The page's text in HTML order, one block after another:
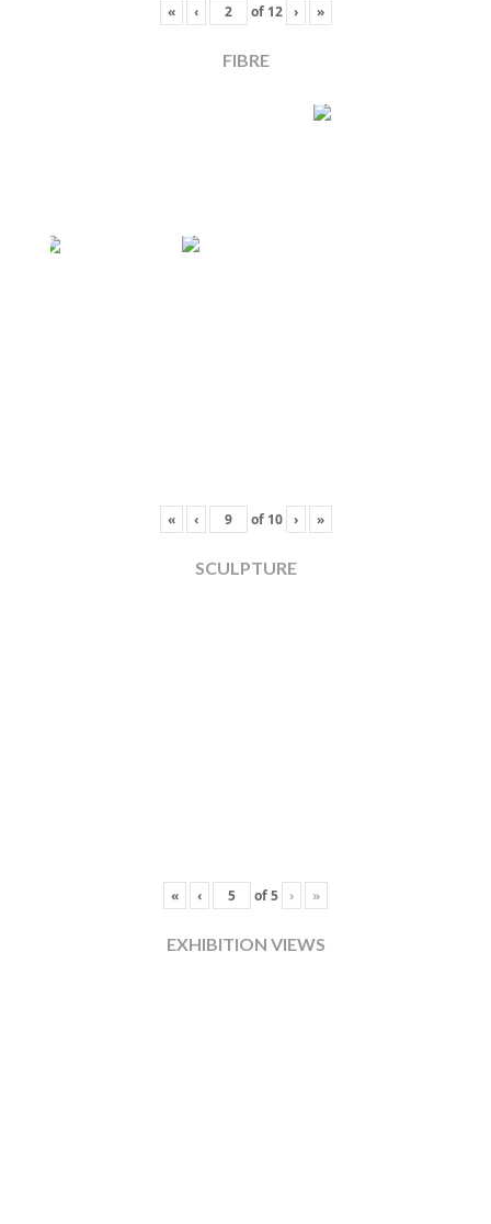
« ‹ of 12 › »
FIBRE
« ‹ of 10 › »
SCULPTURE
« ‹ of5 › »
EXHIBITION VIEWS